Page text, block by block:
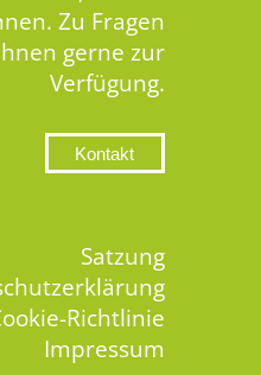
Zu Fragen
gerne zur
Verfügung.
Kontakt
Satzung
Richtlinie
Impressum